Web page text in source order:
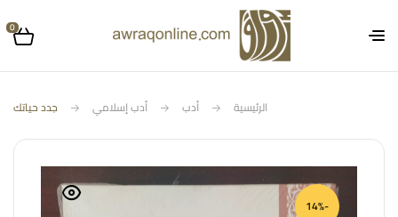
0
الرئيسية أدب أدب إسلامي جدد حياتك
-14%